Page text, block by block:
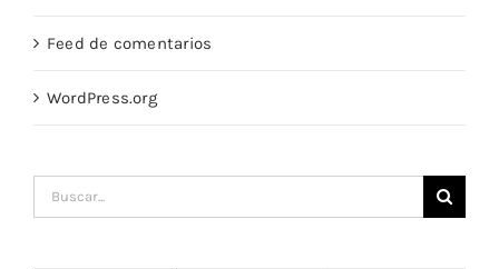
Feed de comentarios
WordPress.org
Buscar: